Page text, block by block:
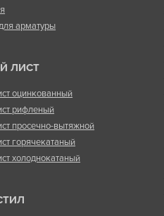
арматуры
ЛИСТ
оцинкованный
рифленый
просечно-вытяжной
горячекатаный
холоднокатаный